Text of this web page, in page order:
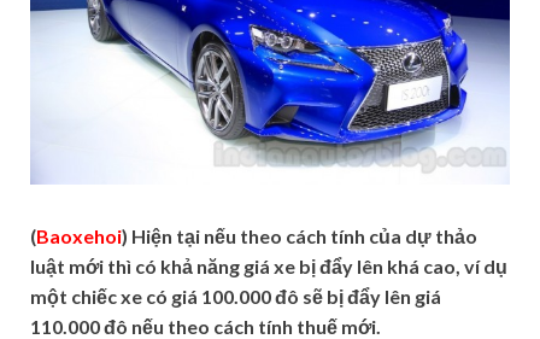
(Baoxehoi) Hiện tại nếu theo cách tính của dự thảo
luật mới thì có khả năng giá xe bị đẩy lên khá cao, ví dụ
một chiếc xe có giá 100.000 đô sẽ bị đẩy lên giá
110.000 đô nếu theo cách tính thuế mới.